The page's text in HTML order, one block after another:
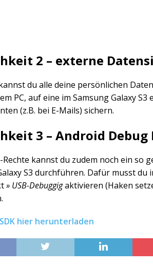
2 – externe
du alle deine persönlichen
PC, auf eine im Samsung Galaxy
(z.B. bei E-Mails) sichern.
3 – Android Debug
kannst du zudem noch ein so
S3 durchführen. Dafür musst du
» USB-Debuggigaktivieren (Haken
hier herunterladen